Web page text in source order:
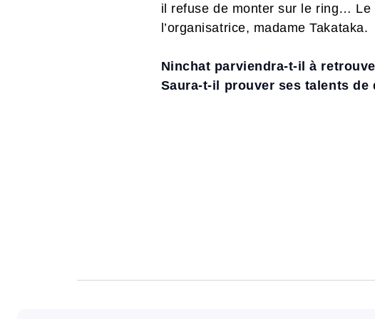
il refuse de monter sur le ring… Le
l’organisatrice, madame Takataka.
Ninchat parviendra-t-il à
Saura-t-il prouver ses talents de